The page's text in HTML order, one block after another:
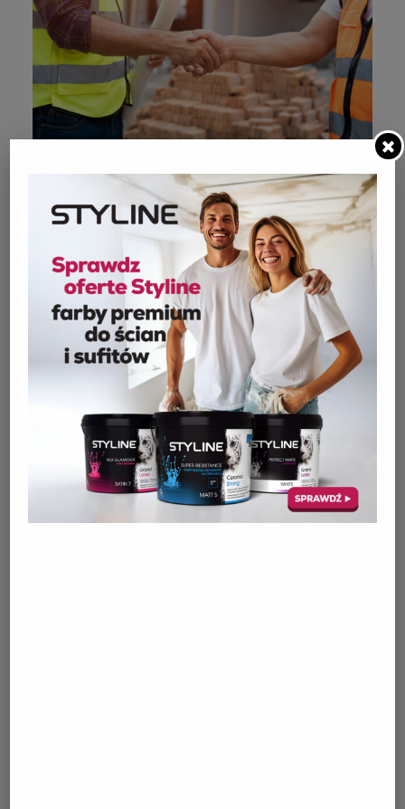
Consulenza e assistenza tecnica:i nostri
specialisti esperti forniscono una consulenza
competente per aiutare a scegliere le soluzioni
ed i materiali giusti. Forniamo inoltre